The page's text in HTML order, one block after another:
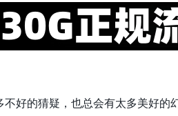
不好的猜疑，也总会有太多美好